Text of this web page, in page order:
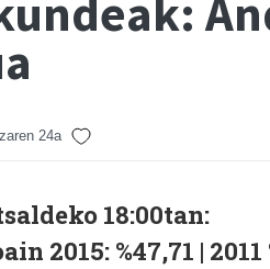
24a
18:00tan:
2015: %47,71 | 2011